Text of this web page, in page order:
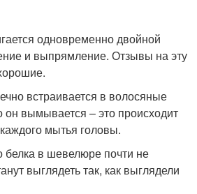
одновременно двойной
и выпрямление. Отзывы на эту
встраивается в волосяные
вымывается – это происходит
мытья головы.
белка в шевелюре почти не
выглядеть так, как выглядели